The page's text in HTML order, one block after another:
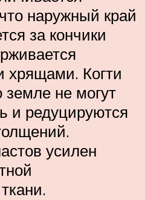
наружный край
за кончики
хрящами. Когти
не могут
и редуцируются
усилен